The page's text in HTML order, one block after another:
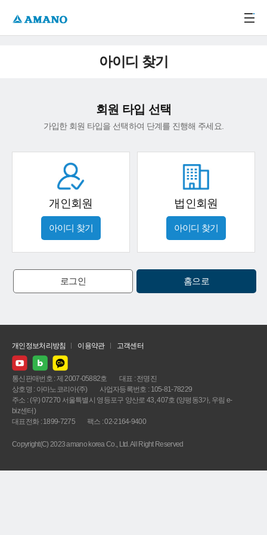
아이디 찾기
회원 타입 선택
가입한 회원 타입을 선택하여 단계를 진행해 주세요.
개인회원
아이디 찾기
법인회원
아이디 찾기
로그인 홈으로
개인정보처리방침 이용약관 고객센터
통신판매번호 : 제 2007-05882호
대표 : 전명진
상호명 : 아마노코리아(주)
사업자등록번호 : 105-81-78229
주소 : (우) 07270 서울특별시 영등포구 양산로 43, 407호 (양평동3가, 우림 e-
biz센터)
대표전화 : 1899-7275
팩스 : 02-2164-9400
Copyright(C) 2023 amano korea Co., Ltd. All Right Reserved